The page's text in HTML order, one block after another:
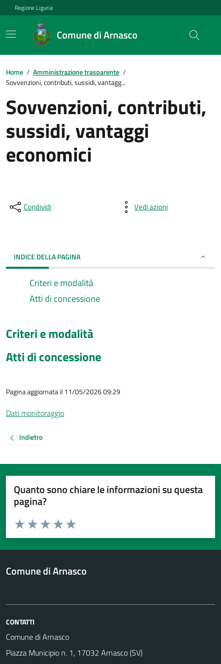
Regione Liguria
Comune di Arnasco
Home / Amministrazione trasparente /
Sovvenzioni, contributi, sussidi, vantagg...
Sovvenzioni, contributi,
sussidi, vantaggi
economici
Condividi Vedi azioni
INDICE DELLA PAGINA
Criteri e modalità
Atti di concessione
Criteri e modalità
Atti di concessione
Pagina aggiornata il 11/05/2026 09:29
Dati monitoraggio
Indietro
Quanto sono chiare le informazioni su questa
pagina?
Valuta da 1 a 5 stelle la pagina
Valuta 5 stelle su 5
Valuta 4 stelle su 5
Valuta 3 stelle su 5
Valuta 2 stelle su 5
Valuta 1 stelle su 5
Comune di Arnasco
CONTATTI
Comune di Arnasco
Piazza Municipio n. 1, 17032 Arnasco (SV)